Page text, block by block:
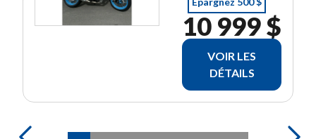
10 999 $
VOIR LES
DÉTAILS